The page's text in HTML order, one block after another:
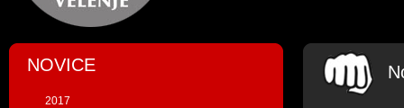
NOVICE
2017